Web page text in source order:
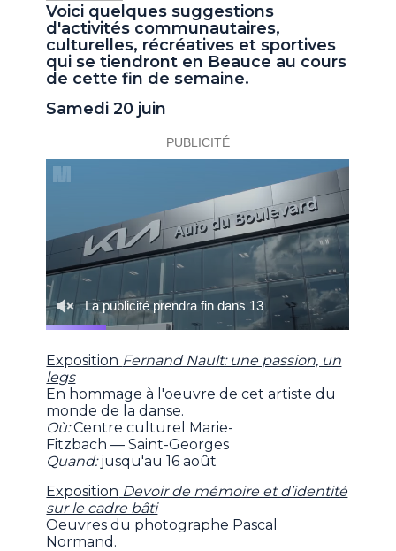
Voici quelques suggestions
d'activités communautaires,
culturelles, récréatives et sportives
qui se tiendront en Beauce au cours
de cette fin de semaine.
Samedi 20 juin
Exposition Fernand Nault: une passion, un
legs
En hommage à l'oeuvre de cet artiste du
monde de la danse.
Où:Centre culturel Marie-
Fitzbach — Saint-Georges
Quand:jusqu'au 16 août
Exposition Devoir de mémoire et d’identité
sur le cadre bâti
Oeuvres du photographe Pascal
Normand.